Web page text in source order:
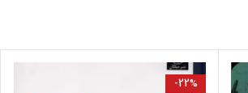
-22%